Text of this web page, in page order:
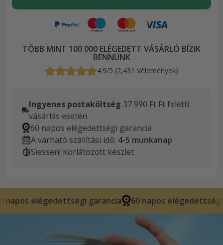
TÖBB MINT 100 000 ELÉGEDETT VÁSÁRLÓ BÍZIK
BENNÜNK
4.9/5 (2,431 Vélemények)
Ingyenes postaköltség 37 990 Ft Ft feletti
vásárlás esetén
60 napos elégedettségi garancia
A várható szállítási idő: 4-5 munkanap
Siessen! Korlátozott készlet
garancia 60 napos elégedettségi garancia